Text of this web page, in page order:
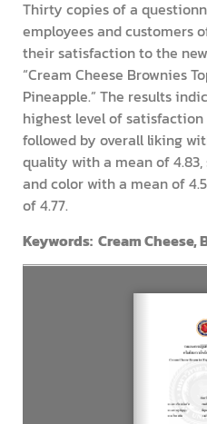
Thirty copies of a
employees and customers
their satisfaction to the
“Cream Cheese Brownies
Pineapple.” The results
highest level of satisfaction
followed by overall liking
quality with a mean of
and color with a mean of
of 4.77.
Keywords: Cream